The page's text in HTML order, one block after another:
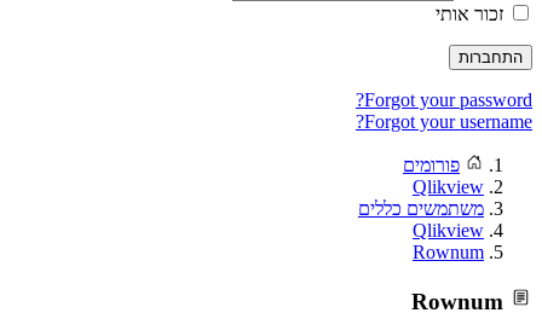
זכור אותי
התחברות
Forgot your password?
Forgot your username?
פורומים
Qlikview
משתמשים כללים
Qlikview
Rownum